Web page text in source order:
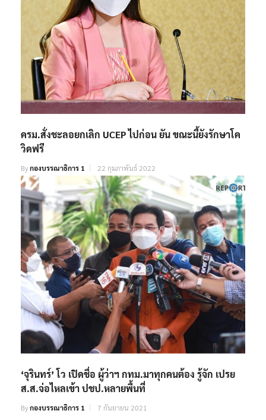
ครม.สั่งชะลอยกเลิก UCEP ไปก่อน ยัน ขณะนี้ยังรักษาโค
วิดฟรี
Byกองบรรณาธิการ 1 22 กุมภาพันธ์ 2022
‘จุรินทร์’ โว เปิดชื่อ ผู้ว่าฯ กทม.มาทุกคนต้อง รู้จัก เปรย
ส.ส.จ่อไหลเข้า ปชป.หลายพื้นที่
Byกองบรรณาธิการ 1 7 กันยายน 2021